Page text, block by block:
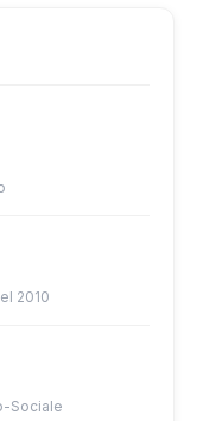
2010
Sociale